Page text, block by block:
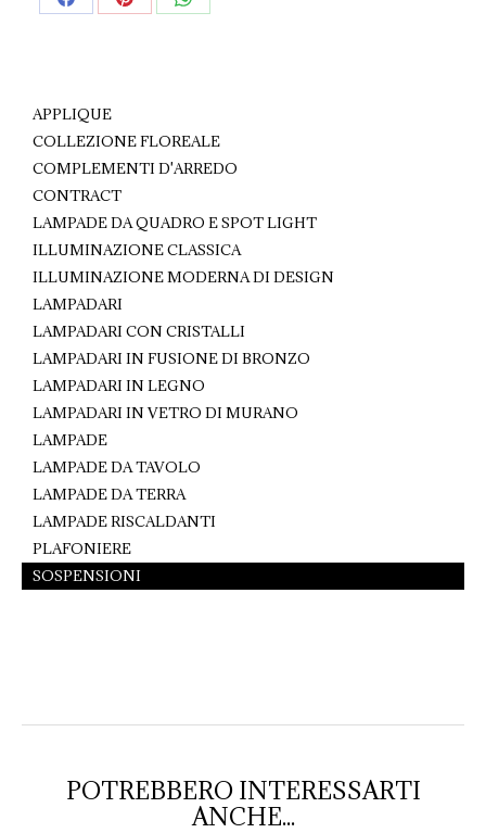
Share Share Share
APPLIQUE
COLLEZIONE FLOREALE
COMPLEMENTI D'ARREDO
CONTRACT
LAMPADE DA QUADRO E SPOT LIGHT
ILLUMINAZIONE CLASSICA
ILLUMINAZIONE MODERNA DI DESIGN
LAMPADARI
LAMPADARI CON CRISTALLI
LAMPADARI IN FUSIONE DI BRONZO
LAMPADARI IN LEGNO
LAMPADARI IN VETRO DI MURANO
LAMPADE
LAMPADE DA TAVOLO
LAMPADE DA TERRA
LAMPADE RISCALDANTI
PLAFONIERE
SOSPENSIONI
POTREBBERO INTERESSARTI
ANCHE...